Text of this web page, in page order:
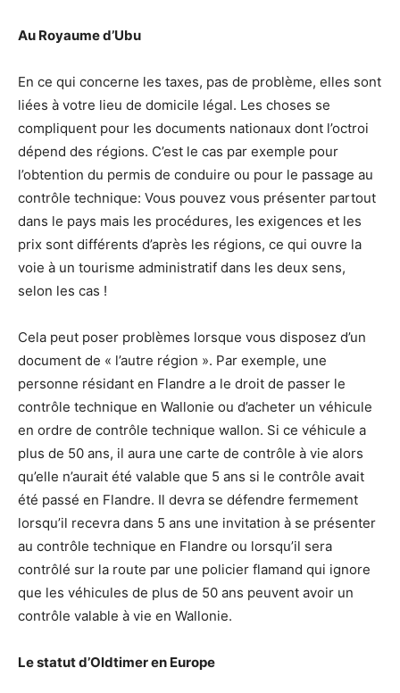
Au Royaume d’Ubu
En ce qui concerne les taxes, pas de problème, elles sont
liées à votre lieu de domicile légal. Les choses se
compliquent pour les documents nationaux dont l’octroi
dépend des régions. C’est le cas par exemple pour
l’obtention du permis de conduire ou pour le passage au
contrôle technique: Vous pouvez vous présenter partout
dans le pays mais les procédures, les exigences et les
prix sont différents d’après les régions, ce qui ouvre la
voie à un tourisme administratif dans les deux sens,
selon les cas !
Cela peut poser problèmes lorsque vous disposez d’un
document de « l’autre région ». Par exemple, une
personne résidant en Flandre a le droit de passer le
contrôle technique en Wallonie ou d’acheter un véhicule
en ordre de contrôle technique wallon. Si ce véhicule a
plus de 50 ans, il aura une carte de contrôle à vie alors
qu’elle n’aurait été valable que 5 ans si le contrôle avait
été passé en Flandre. Il devra se défendre fermement
lorsqu’il recevra dans 5 ans une invitation à se présenter
au contrôle technique en Flandre ou lorsqu’il sera
contrôlé sur la route par une policier flamand qui ignore
que les véhicules de plus de 50 ans peuvent avoir un
contrôle valable à vie en Wallonie.
Le statut d’Oldtimer en Europe